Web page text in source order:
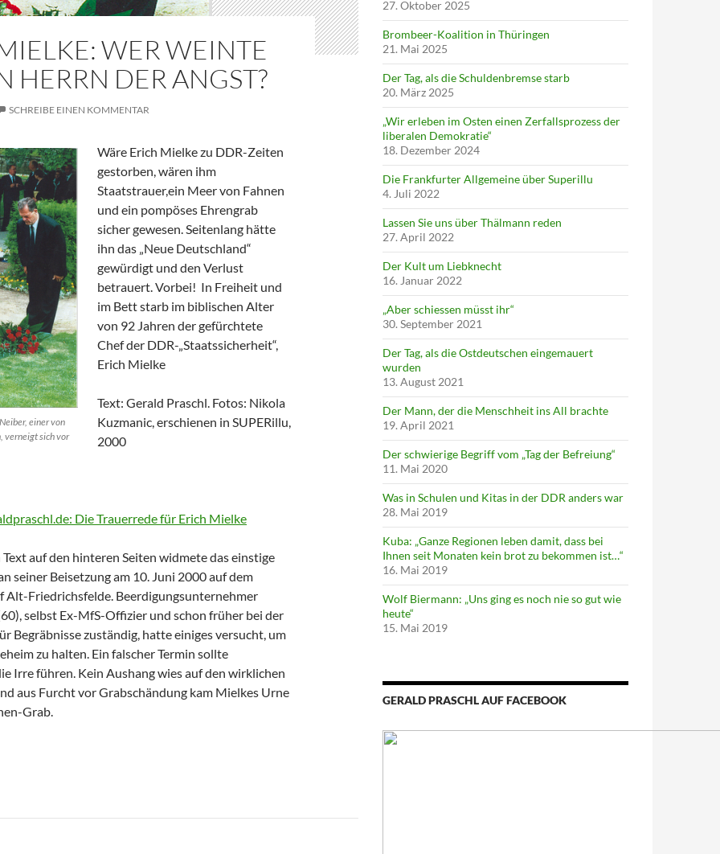
WER WEINTE
HERRN DER ANGST?
SCHREIBE EINEN KOMMENTAR
einer von
verneigt sich vor
Wäre Erich Mielke zu DDR-Zeiten
gestorben, wären ihm
Staatstrauer,ein Meer von Fahnen
und ein pompöses Ehrengrab
sicher gewesen. Seitenlang hätte
ihn das „Neue Deutschland“
gewürdigt und den Verlust
betrauert. Vorbei! In Freiheit und
im Bett starb im biblischen Alter
von 92 Jahren der gefürchtete
Chef der DDR-„Staatssicherheit“,
Erich Mielke
Text: Gerald Praschl. Fotos: Nikola
Kuzmanic, erschienen in SUPERillu,
2000
Die Trauerrede für Erich Mielke
auf den hinteren Seiten widmete das einstige
seiner Beisetzung am 10. Juni 2000 auf dem
Alt-Friedrichsfelde. Beerdigungsunternehmer
selbst Ex-MfS-Offizier und schon früher bei der
Begräbnisse zuständig, hatte einiges versucht, um
zu halten. Ein falscher Termin sollte
Irre führen. Kein Aushang wies auf den wirklichen
aus Furcht vor Grabschändung kam Mielkes Urne
Grab.
weinte um den Herrn der Angst?
27. Oktober 2025
Brombeer-Koalition in Thüringen
21. Mai 2025
Der Tag, als die Schuldenbremse starb
20. März 2025
„Wir erleben im Osten einen Zerfallsprozess der
liberalen Demokratie“
18. Dezember 2024
Die Frankfurter Allgemeine über Superillu
4. Juli 2022
Lassen Sie uns über Thälmann reden
27. April 2022
Der Kult um Liebknecht
16. Januar 2022
„Aber schiessen müsst ihr“
30. September 2021
Der Tag, als die Ostdeutschen eingemauert
wurden
13. August 2021
Der Mann, der die Menschheit ins All brachte
19. April 2021
Der schwierige Begriff vom „Tag der Befreiung“
11. Mai 2020
Was in Schulen und Kitas in der DDR anders war
28. Mai 2019
Kuba: „Ganze Regionen leben damit, dass bei
Ihnen seit Monaten kein brot zu bekommen ist…“
16. Mai 2019
Wolf Biermann: „Uns ging es noch nie so gut wie
heute“
15. Mai 2019
GERALD PRASCHL AUF FACEBOOK